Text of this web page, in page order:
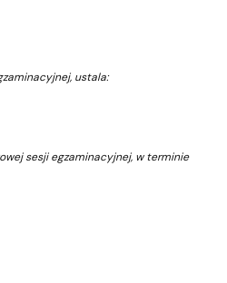
ustala:
sesji egzaminacyjnej, w terminie